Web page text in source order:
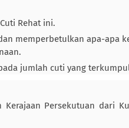
Rehat ini.
memperbetulkan apa-apa
jumlah cuti yang
Persekutuan dari